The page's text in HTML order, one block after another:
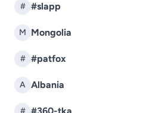
# #slapp
M Mongolia
# #patfox
A Albania
#